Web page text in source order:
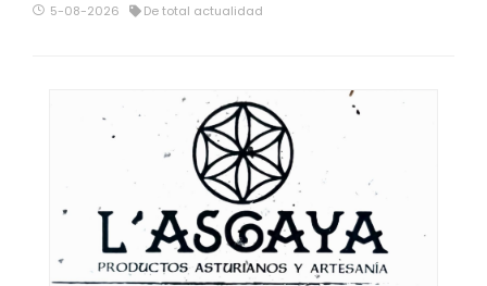
5-08-2026 De total actualidad